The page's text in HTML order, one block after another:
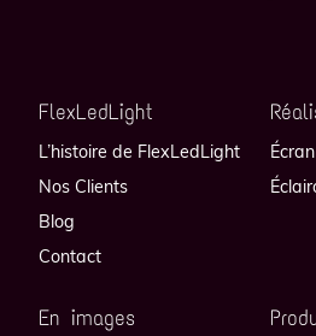
FlexLedLight
L’histoire de FlexLedLight
Nos Clients
Blog
Contact
Écran
En images